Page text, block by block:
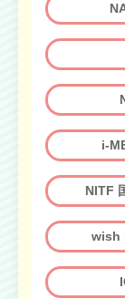
i-
NITF
wish